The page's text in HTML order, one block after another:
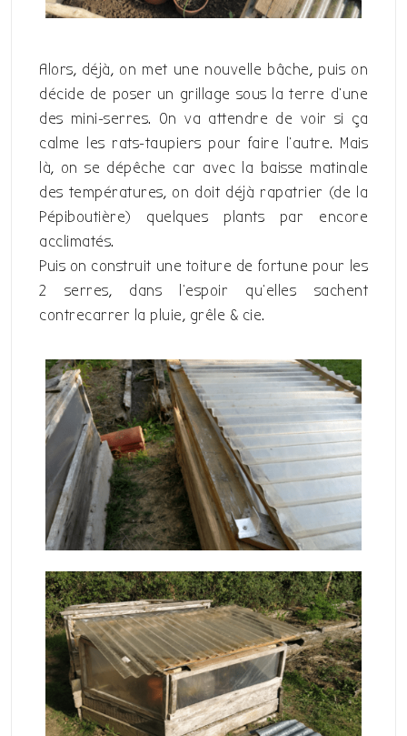
Alors, déjà, on met une nouvelle bâche, puis on
décide de poser un grillage sous la terre d’une
des mini-serres. On va attendre de voir si ça
calme les rats-taupiers pour faire l’autre. Mais
là, on se dépêche car avec la baisse matinale
des températures, on doit déjà rapatrier (de la
Pépiboutière) quelques plants par encore
acclimatés.
Puis on construit une toiture de fortune pour les
2 serres, dans l’espoir qu’elles sachent
contrecarrer la pluie, grêle & cie.